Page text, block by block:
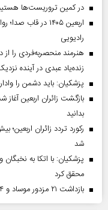
در کمین تروریست‌ها
اربعین ۱۴۰۵ در
رادیویی
زنده‌یاد عبدی در آینده
پزشکیان: باید دشمن را
بدانید
شد
پزشکیان: با اتکا به
محقق کرد
بازداشت ۲۱ مزدور موساد و ۴ شرور مسلح در استان کرمان